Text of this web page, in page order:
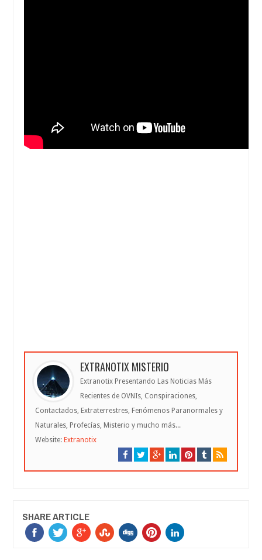
EXTRANOTIX MISTERIO
Extranotix Presentando Las Noticias Más
Recientes de OVNIs, Conspiraciones,
Contactados, Extraterrestres, Fenómenos Paranormales y
Naturales, Profecías, Misterio y mucho más...
Website: Extranotix
SHARE ARTICLE